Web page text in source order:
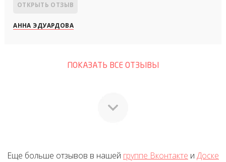
ОТКРЫТЬ ОТЗЫВ
АННА ЭДУАРДОВА
ПОКАЗАТЬ ВСЕ ОТЗЫВЫ
Еще больше отзывов в нашей группе Вконтакте и Доске